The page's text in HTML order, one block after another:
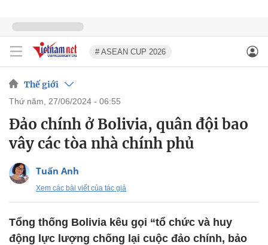
# ASEAN CUP 2026
Thế giới
thứ năm, 27/06/2024 - 06:55
Đảo chính ở Bolivia, quân đội bao
vây các tòa nhà chính phủ
Tuấn Anh
Xem các bài viết của tác giả
Tổng thống Bolivia kêu gọi “tổ chức và huy
động lực lượng chống lại cuộc đảo chính, bảo